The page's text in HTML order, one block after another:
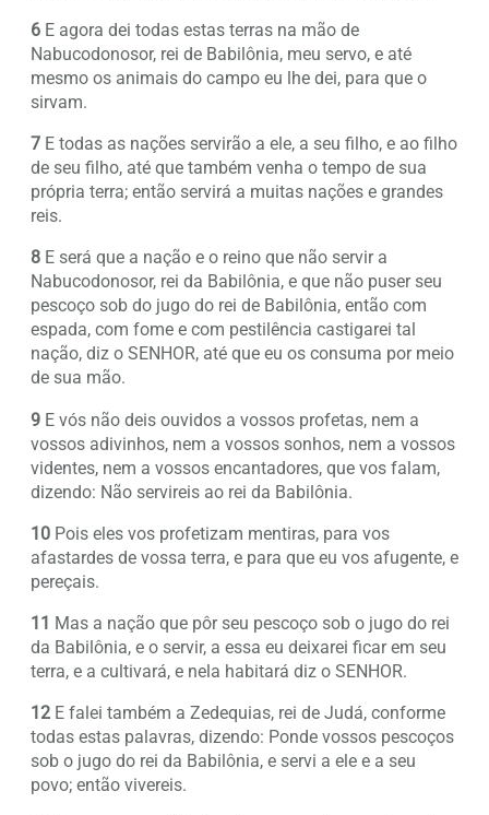
6 E agora dei todas estas terras na mão de
Nabucodonosor, rei de Babilônia, meu servo, e até
mesmo os animais do campo eu lhe dei, para que o
sirvam.
7 E todas as nações servirão a ele, a seu filho, e ao filho
de seu filho, até que também venha o tempo de sua
própria terra; então servirá a muitas nações e grandes
reis.
8 E será que a nação e o reino que não servir a
Nabucodonosor, rei da Babilônia, e que não puser seu
pescoço sob do jugo do rei de Babilônia, então com
espada, com fome e com pestilência castigarei tal
nação, diz o SENHOR, até que eu os consuma por meio
de sua mão.
9 E vós não deis ouvidos a vossos profetas, nem a
vossos adivinhos, nem a vossos sonhos, nem a vossos
videntes, nem a vossos encantadores, que vos falam,
dizendo: Não servireis ao rei da Babilônia.
10 Pois eles vos profetizam mentiras, para vos
afastardes de vossa terra, e para que eu vos afugente, e
pereçais.
11 Mas a nação que pôr seu pescoço sob o jugo do rei
da Babilônia, e o servir, a essa eu deixarei ficar em seu
terra, e a cultivará, e nela habitará diz o SENHOR.
12 E falei também a Zedequias, rei de Judá, conforme
todas estas palavras, dizendo: Ponde vossos pescoços
sob o jugo do rei da Babilônia, e servi a ele e a seu
povo; então vivereis.